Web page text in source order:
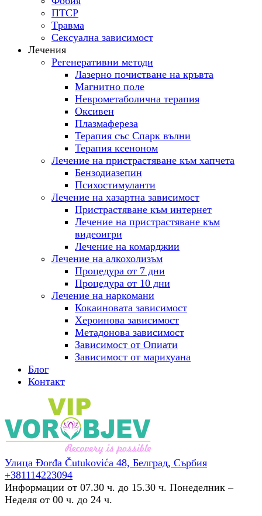
ПТСР
Tравма
Сексуална зависимост
Лечения
Регенеративни методи
Лазерно почистване на кръвта
Магнитно поле
Неврометаболична терапия
Оксивен
Плазмафереза
Терапия със Спарк вълни
Терапия ксеноном
Лечение на пристрастяване към хапчета
Бензодиазепин
Психостимуланти
Лечение на хазартна зависимост
Пристрастяване към интернет
Лечение на пристрастяване към
видеоигри
Лечение на комарджии
Лечение на алкохолизъм
Процедура от 7 дни
Процедура от 10 дни
Лечение на наркомани
Кокаиновата зависимост
Хероинова зависимост
Метадонова зависимост
Зависимост от Опиати
Зависимост от марихуана
Блог
Контакт
Улица Đorđa Čutukovića 48, Белград, Сърбия
+381114223094
Информации от 07.30 ч. до 15.30 ч. Понеделник –
Неделя от 00 ч. до 24 ч.